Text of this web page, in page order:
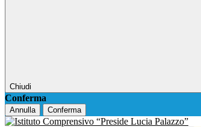
Chiudi
Conferma
Annulla Conferma